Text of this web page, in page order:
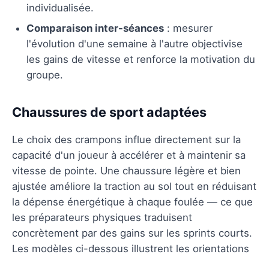
individualisée.
Comparaison inter-séances : mesurer
l'évolution d'une semaine à l'autre objectivise
les gains de vitesse et renforce la motivation du
groupe.
Chaussures de sport adaptées
Le choix des crampons influe directement sur la
capacité d'un joueur à accélérer et à maintenir sa
vitesse de pointe. Une chaussure légère et bien
ajustée améliore la traction au sol tout en réduisant
la dépense énergétique à chaque foulée — ce que
les préparateurs physiques traduisent
concrètement par des gains sur les sprints courts.
Les modèles ci-dessous illustrent les orientations